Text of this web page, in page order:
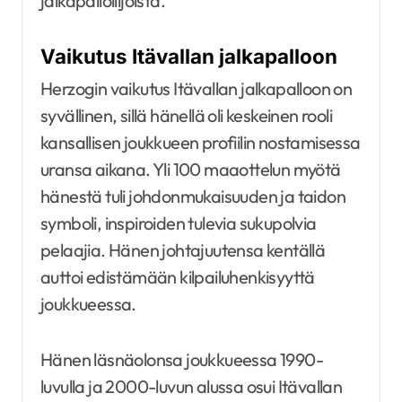
Vaikutus Itävallan jalkapalloon
Herzogin vaikutus Itävallan jalkapalloon on
syvällinen, sillä hänellä oli keskeinen rooli
kansallisen joukkueen profiilin nostamisessa
uransa aikana. Yli 100 maaottelun myötä
hänestä tuli johdonmukaisuuden ja taidon
symboli, inspiroiden tulevia sukupolvia
pelaajia. Hänen johtajuutensa kentällä
auttoi edistämään kilpailuhenkisyyttä
joukkueessa.
Hänen läsnäolonsa joukkueessa 1990-
luvulla ja 2000-luvun alussa osui Itävallan